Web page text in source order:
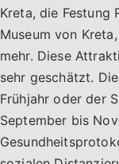
Kreta, die Festung
Museum von
mehr. Diese
sehr geschätzt.
Frühjahr oder der
September bis